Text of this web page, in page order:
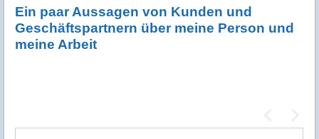
Ein paar Aussagen von Kunden und
Geschäftspartnern über meine Person und
meine Arbeit